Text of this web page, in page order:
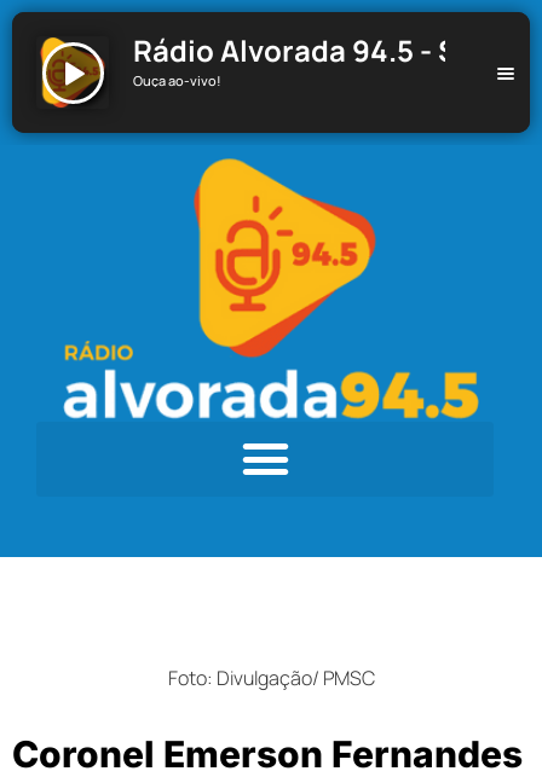
Rádio Alvorada 94.5 - Santa
Ouça ao-vivo!
Foto: Divulgação/ PMSC
Coronel Emerson Fernandes